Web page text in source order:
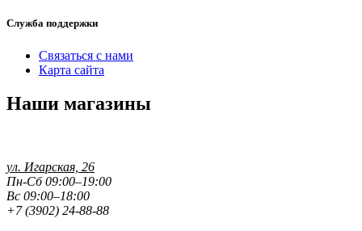
Служба поддержки
Связаться с нами
Карта сайта
Наши магазины
ул. Игарская, 26
Пн-Сб 09:00–19:00
Вс 09:00–18:00
+7 (3902) 24-88-88